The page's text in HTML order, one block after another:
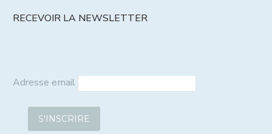
RECEVOIR LA NEWSLETTER
Adresse email